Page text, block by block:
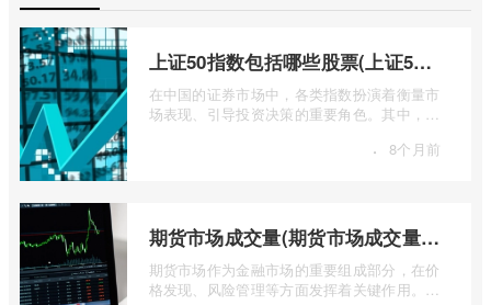
上证50指数包括哪些股票(上证50指数包含哪些股票)
在中国的证券市场中，各类指数扮演着衡量市
场表现、引导投资决策的重要角色。其中，上
· 8个月前
期货市场成交量(期货市场成交量萎缩)
期货市场作为金融市场的重要组成部分，在价
格发现、风险管理等方面发挥着关键作用。近